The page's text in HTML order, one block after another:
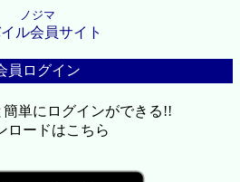
ノジマ
ル会員サイト
員ログイン
単にログインができる!!
ロードはこちら